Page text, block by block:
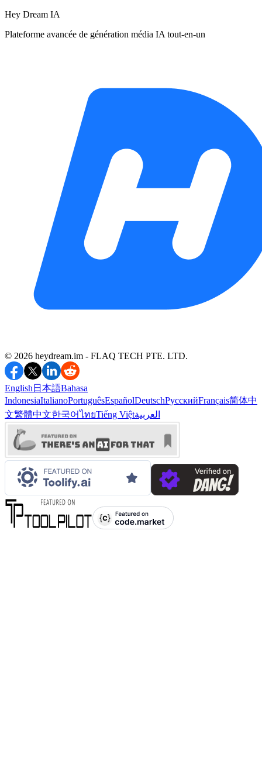
Hey Dream IA
Plateforme avancée de génération média IA tout-en-un
©️ 2026 heydream.im - FLAQ TECH PTE. LTD.
English 日本語Bahasa
IndonesiaItalianoPortuguêsEspañolDeutschРусскийFrançais简体中
文繁體中文한국어ไทยTiếng Việtالعربية